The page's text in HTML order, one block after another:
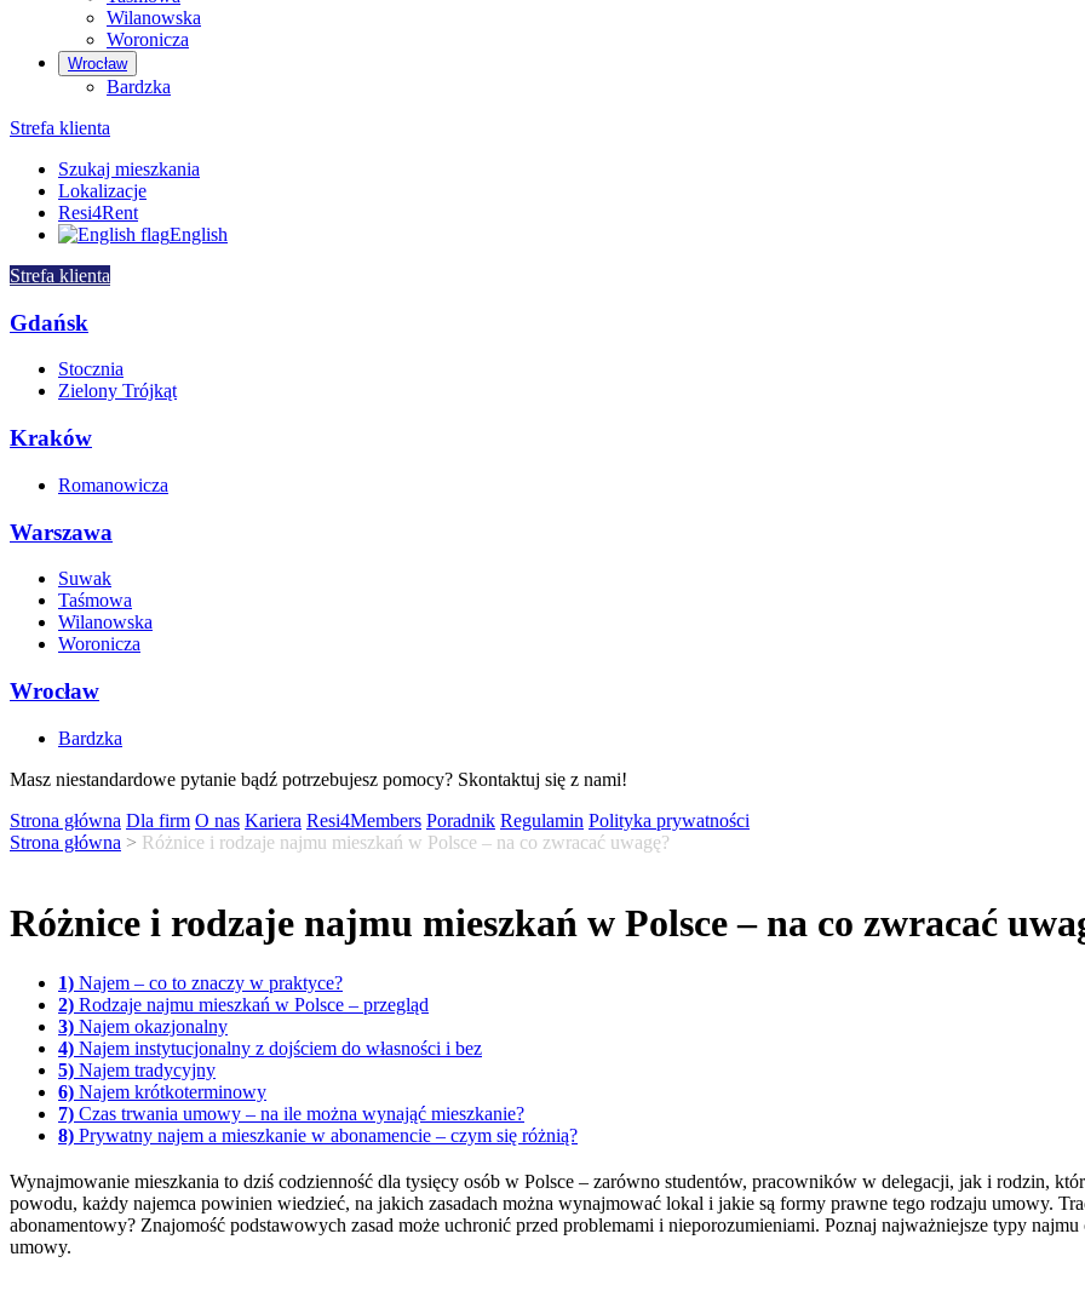
Wilanowska
Woronicza
Wrocław
Bardzka
Strefa klienta
Szukaj mieszkania
Lokalizacje
Resi4Rent
English
Strefa klienta
Gdańsk
Stocznia
Zielony Trójkąt
Kraków
Romanowicza
Warszawa
Suwak
Taśmowa
Wilanowska
Woronicza
Wrocław
Bardzka
Masz niestandardowe pytanie bądź potrzebujesz pomocy? Skontaktuj się z nami!
Strona główna Dla firm O nas Kariera Resi4Members Poradnik Regulamin Polityka prywatności
Strona główna > Różnice i rodzaje najmu mieszkań w Polsce – na co zwracać uwagę?
Różnice i rodzaje najmu mieszkań w Polsce – na co zwracać
1) Najem – co to znaczy w praktyce?
2) Rodzaje najmu mieszkań w Polsce – przegląd
3) Najem okazjonalny
4) Najem instytucjonalny z dojściem do własności i bez
5) Najem tradycyjny
6) Najem krótkoterminowy
7) Czas trwania umowy – na ile można wynająć mieszkanie?
8) Prywatny najem a mieszkanie w abonamencie – czym się różnią?
Wynajmowanie mieszkania to dziś codzienność dla tysięcy osób w Polsce – zarówno studentów, pracowników w delegacji, jak i rodzin,
powodu, każdy najemca powinien wiedzieć, na jakich zasadach można wynajmować lokal i jakie są formy prawne tego rodzaju umowy.
abonamentowy? Znajomość podstawowych zasad może uchronić przed problemami i nieporozumieniami. Poznaj najważniejsze typy
umowy.